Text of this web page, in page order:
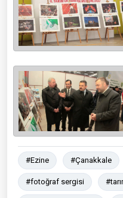
#Ezine #Çanakkale
#fotoğraf sergisi